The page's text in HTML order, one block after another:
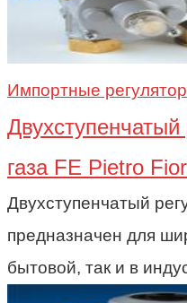
Импортные
газа FE Pietro
Двухступенчатый
предназначен для
бытовой, так и в